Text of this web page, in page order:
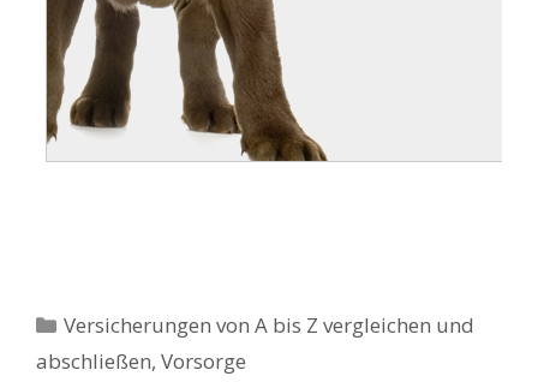
Kategorien
Versicherungen von A bis Z vergleichen und
abschließen, Vorsorge